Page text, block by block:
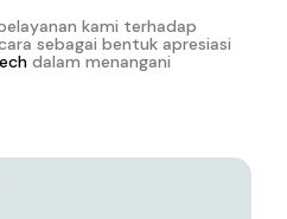
kami terhadap
sebagai bentuk apresiasi
dalam menangani